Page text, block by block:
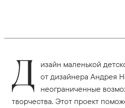
Д
изайн маленькой
от дизайнера Андрея
неограниченные
творчества. Этот проект